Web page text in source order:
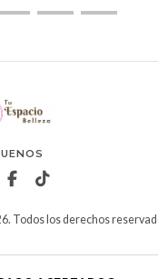
Todos los derechos